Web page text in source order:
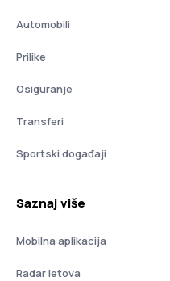
Automobili
Prilike
Osiguranje
Transferi
Sportski događaji
Saznaj više
Mobilna aplikacija
Radar letova